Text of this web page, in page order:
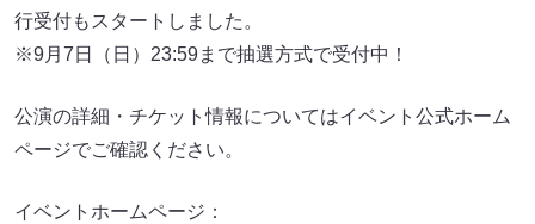
行受付もスタートしました。
※9月7日（日）23:59まで抽選方式で受付中！
公演の詳細・チケット情報についてはイベント公式ホーム
ページでご確認ください。
イベントホームページ：